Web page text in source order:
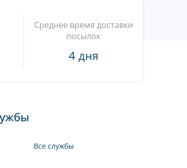
Среднее время доставки
посылок
4 дня
Все службы